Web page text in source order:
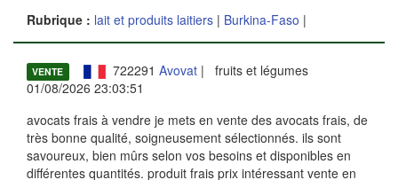
Rubrique : lait et produits laitiers | Burkina-Faso |
VENTE 722291 Avovat| fruits et légumes
01/08/2026 23:03:51
avocats frais à vendre je mets en vente des avocats frais, de
très bonne qualité, soigneusement sélectionnés. ils sont
savoureux, bien mûrs selon vos besoins et disponibles en
différentes quantités. produit frais prix intéressant vente en